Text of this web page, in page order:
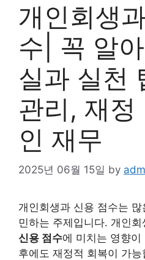
개인회생
수| 꼭 알
실과 실천
관리, 재정
인 재무
2025년 06월 15일 by
개인회생과 신용 점수는
민하는 주제입니다. 개인회
신용 점수에 미치는 영향
후에도 재정적 회복이 가능